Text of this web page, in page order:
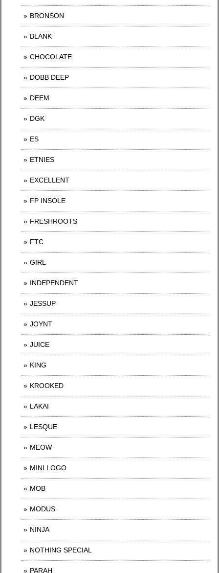
BRONSON
BLANK
CHOCOLATE
DOBB DEEP
DEEM
DGK
ES
ETNIES
EXCELLENT
FP INSOLE
FRESHROOTS
FTC
GIRL
INDEPENDENT
JESSUP
JOYNT
JUICE
KING
KROOKED
LAKAI
LESQUE
MEOW
MINI LOGO
MOB
MODUS
NINJA
NOTHING SPECIAL
PARAH